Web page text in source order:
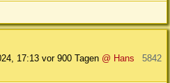
17:13 vor 900 Tagen @ Hans
5842